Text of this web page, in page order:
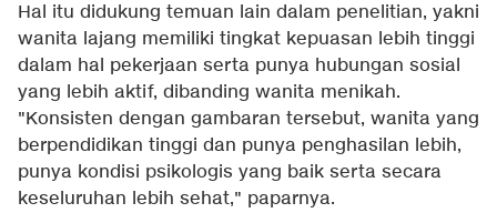
Hal itu didukung temuan lain dalam penelitian, yakni
wanita lajang memiliki tingkat kepuasan lebih tinggi
dalam hal pekerjaan serta punya hubungan sosial
yang lebih aktif, dibanding wanita menikah.
"Konsisten dengan gambaran tersebut, wanita yang
berpendidikan tinggi dan punya penghasilan lebih,
punya kondisi psikologis yang baik serta secara
keseluruhan lebih sehat," paparnya.